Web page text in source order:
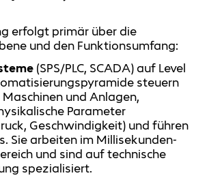
erfolgt primär über die
und den Funktionsumfang:
(SPS/PLC, SCADA) auf Level
steuern
und Anlagen,
Parameter
Geschwindigkeit) und führen
Sie arbeiten im Millisekunden-
und sind auf technische
spezialisiert.